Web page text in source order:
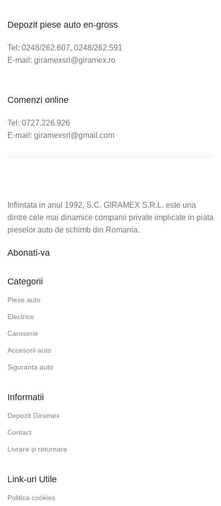
Depozit piese auto en-gross
Tel: 0248/262.607, 0248/262.591
E-mail: giramexsrl@giramex.ro
Comenzi online
Tel: 0727.226.926
E-mail: giramexsrl@gmail.com
Infiintata in anul 1992, S.C. GIRAMEX S.R.L. este una
dintre cele mai dinamice companii private implicate in piata
pieselor auto de schimb din Romania.
Abonati-va
Categorii
Piese auto
Electrice
Caroserie
Accesorii auto
Siguranta auto
Informatii
Depozit Giramex
Contact
Livrare și returnare
Link-uri Utile
Politica cookies